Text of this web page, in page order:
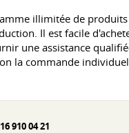
illimitée de
Il est facile
une assistance
la commande
910 04 21